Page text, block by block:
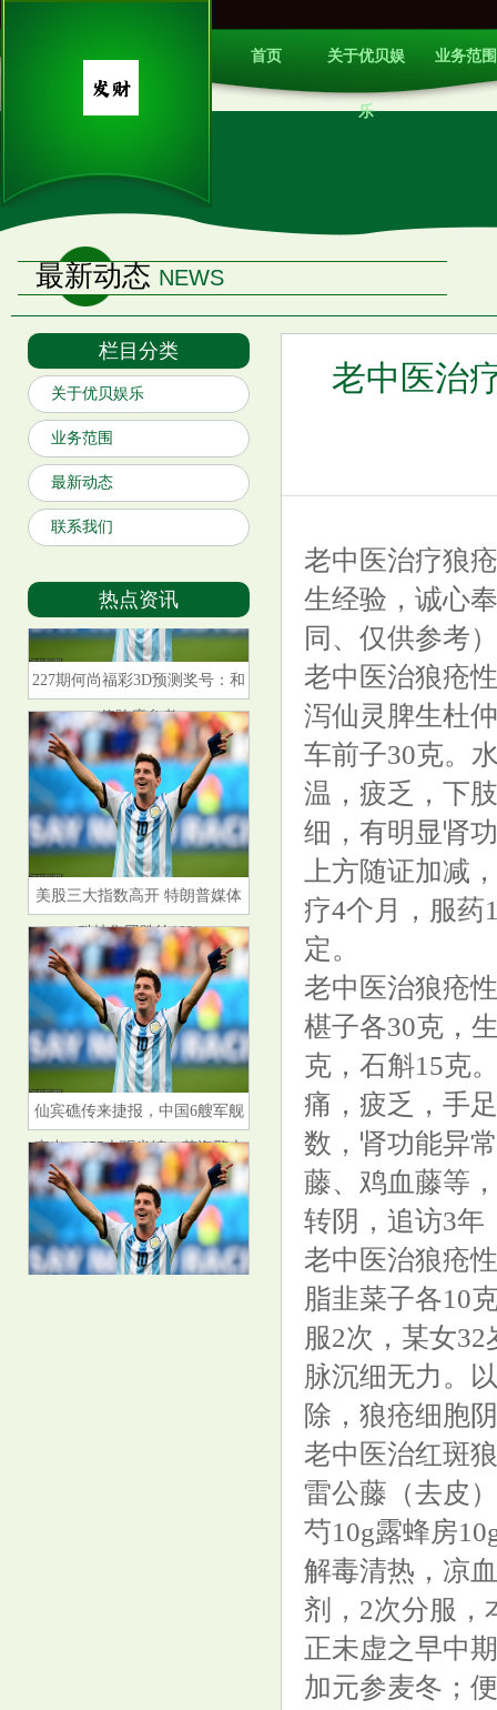
首页 关于优贝娱
乐
业务范围
最新动态 NEWS
栏目分类
关于优贝娱乐
业务范围
最新动态
联系我们
热点资讯
227期何尚福彩3D预测奖号：和
值跨度参考
美股三大指数高开 特朗普媒体
科技集团跌约10%
仙宾礁传来捷报，中国6艘军舰
齐出，055大驱坐镇，菲海警大
败而归
老中医治
老中医治疗狼
生经验，诚心
同、仅供参考
老中医治狼疮
泻仙灵脾生杜
车前子30克。
温，疲乏，下
细，有明显肾
上方随证加减
疗4个月，服药
定。
老中医治狼疮
椹子各30克，
克，石斛15克
痛，疲乏，手
数，肾功能异
藤、鸡血藤等
转阴，追访3年
老中医治狼疮
脂韭菜子各10
服2次，某女
脉沉细无力。
除，狼疮细胞
老中医治红斑
雷公藤（去皮
芍10g露蜂房
解毒清热，凉
剂，2次分服，
正未虚之早中
加元参麦冬；